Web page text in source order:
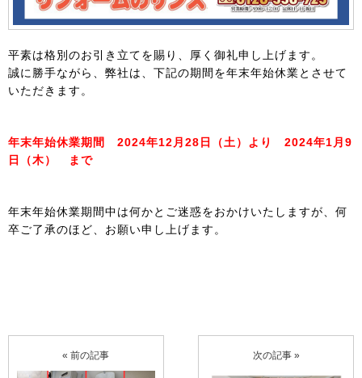
平素は格別のお引き立てを賜り、厚く御礼申し上げます。
誠に勝手ながら、弊社は、下記の期間を年末年始休業とさせて
いただきます。
年末年始休業期間 2024年12月28日（土）より 2024年1月9
日（木） まで
年末年始休業期間中は何かとご迷惑をおかけいたしますが、何
卒ご了承のほど、お願い申し上げます。
« 前の記事 次の記事 »